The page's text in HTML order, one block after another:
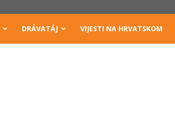
DRÁVATÁJ VIJESTI NA HRVATSKOM